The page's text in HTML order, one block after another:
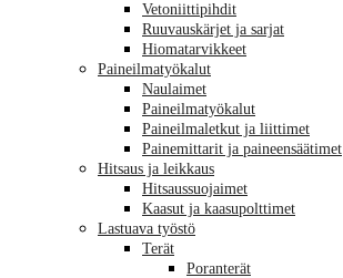
Vetoniittipihdit
Ruuvauskärjet ja sarjat
Hiomatarvikkeet
Paineilmatyökalut
Naulaimet
Paineilmatyökalut
Paineilmaletkut ja liittimet
Painemittarit ja paineensäätimet
Hitsaus ja leikkaus
Hitsaussuojaimet
Kaasut ja kaasupolttimet
Lastuava työstö
Terät
Poranterät